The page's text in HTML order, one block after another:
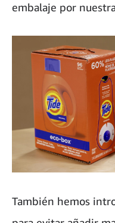
embalaje por
También hemos